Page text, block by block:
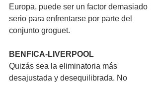
Europa, puede ser un factor demasiado
serio para enfrentarse por parte del
conjunto groguet.
BENFICA-LIVERPOOL
Quizás sea la eliminatoria más
desajustada y desequilibrada. No